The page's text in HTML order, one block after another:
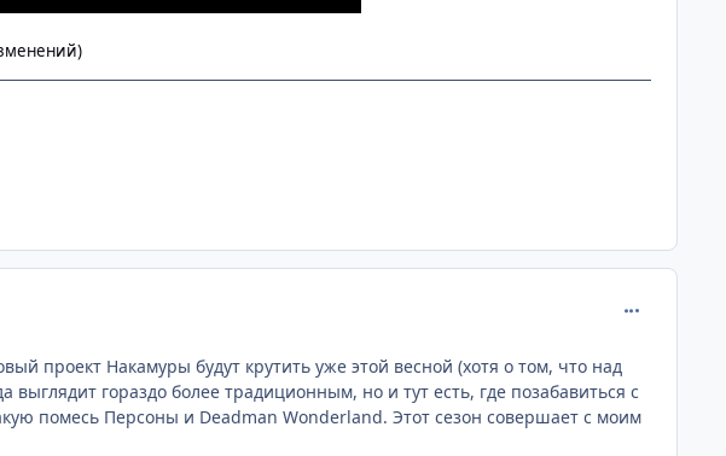
проект Накамуры будут крутить уже этой весной (хотя о том, что над
гораздо более традиционным, но и тут есть, где позабавиться с
помесь Персоны и Deadman Wonderland. Этот сезон совершает с моим